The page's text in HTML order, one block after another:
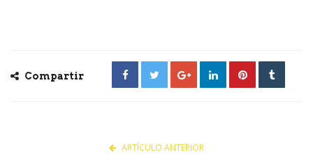
Compartir
ARTÍCULO ANTERIOR